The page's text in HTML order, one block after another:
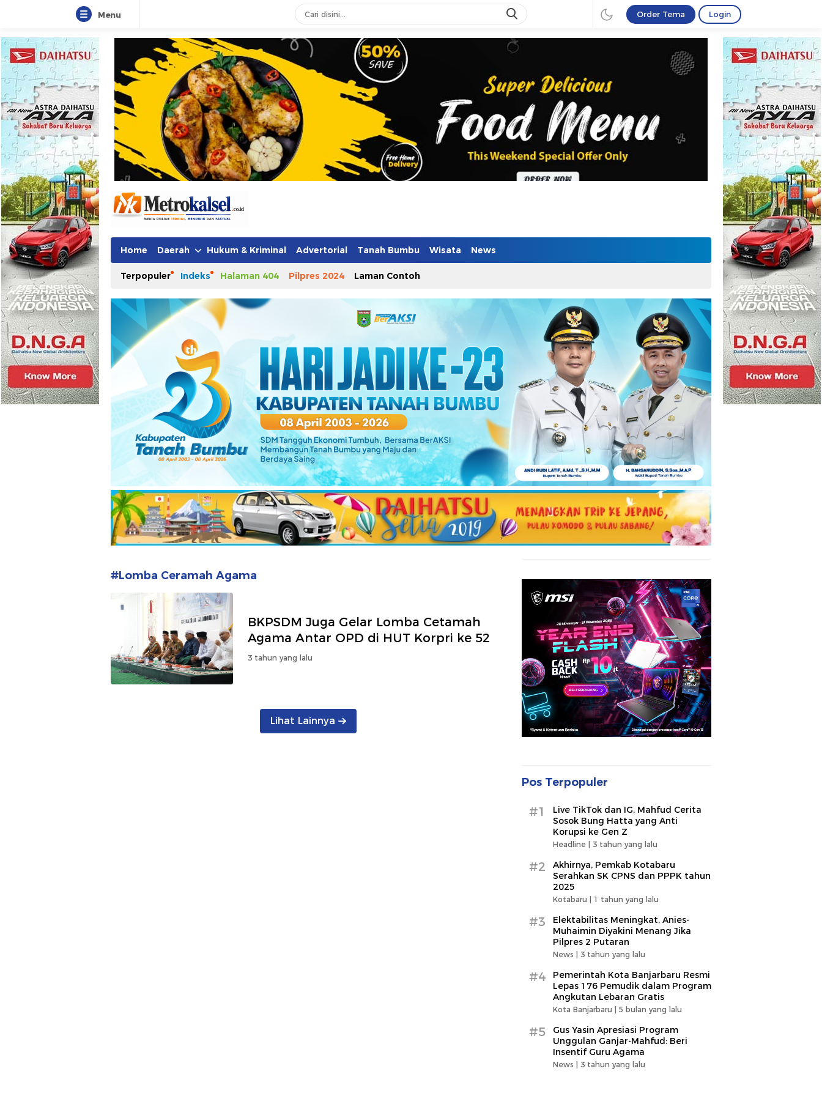
Menu Order Tema Login
Metro Kalsel
Media Online Terkini, Faktual dan Mendidik
Home Daerah Hukum & Kriminal Advertorial Tanah Bumbu Wisata News
Terpopuler Indeks Halaman 404 Pilpres 2024 Laman Contoh
#Lomba Ceramah Agama
BKPSDM Juga Gelar Lomba Cetamah
Agama Antar OPD di HUT Korpri ke 52
3 tahun yang lalu
Lihat Lainnya
Pos Terpopuler
#1
Live TikTok dan IG, Mahfud Cerita
Sosok Bung Hatta yang Anti
Korupsi ke Gen Z
Headline | 3 tahun yang lalu
#2
Akhirnya, Pemkab Kotabaru
Serahkan SK CPNS dan PPPK tahun
2025
Kotabaru | 1 tahun yang lalu
#3
Elektabilitas Meningkat, Anies-
Muhaimin Diyakini Menang Jika
Pilpres 2 Putaran
News | 3 tahun yang lalu
#4
Pemerintah Kota Banjarbaru Resmi
Lepas 176 Pemudik dalam Program
Angkutan Lebaran Gratis
Kota Banjarbaru | 5 bulan yang lalu
#5
Gus Yasin Apresiasi Program
Unggulan Ganjar-Mahfud: Beri
Insentif Guru Agama
News | 3 tahun yang lalu